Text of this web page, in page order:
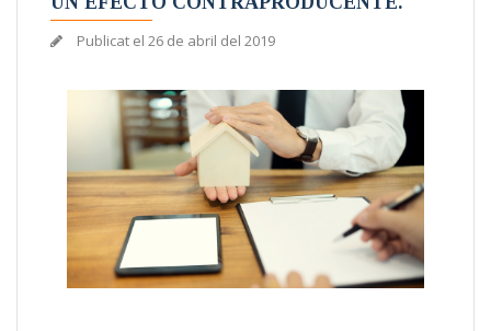
Publicat el 26 de abril del 2019